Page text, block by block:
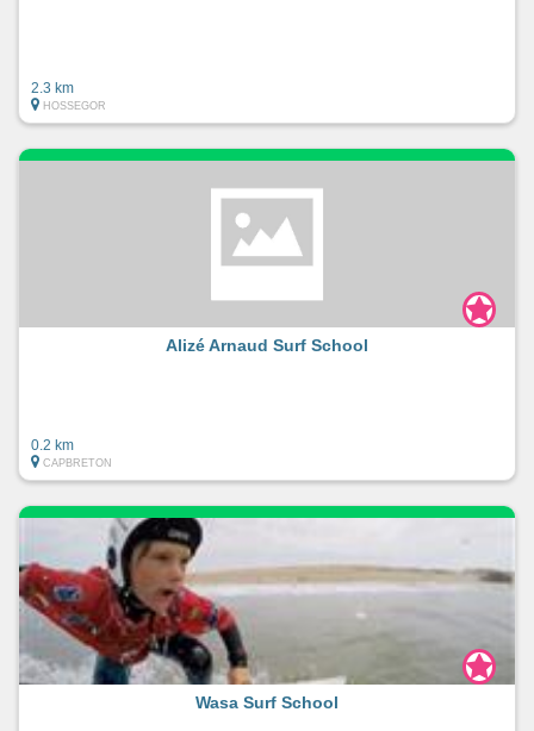
2.3 km
HOSSEGOR
Alizé Arnaud Surf School
0.2 km
CAPBRETON
Wasa Surf School